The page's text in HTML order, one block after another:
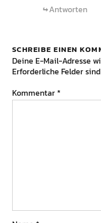
Antworten
SCHREIBE EINEN
Deine E-Mail-Adresse
Erforderliche Felder
Kommentar *